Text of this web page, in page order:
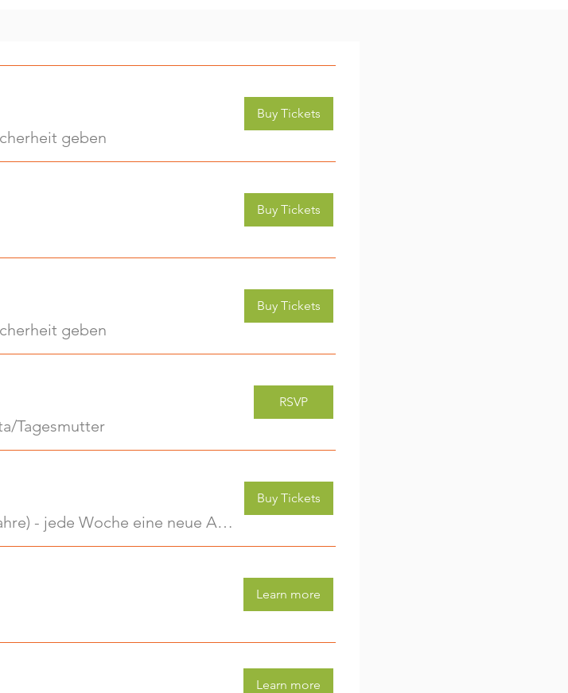
geben
Buy Tickets
Buy Tickets
geben
Buy Tickets
Tagesmutter
RSVP
Kreativwerkstatt für Kids (3-6 Jahre) - jede Woche eine neue Aktivität (2)
Buy Tickets
Learn more
Learn more